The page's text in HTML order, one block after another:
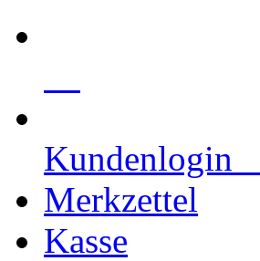
Kundenlogin
Merkzettel
Kasse